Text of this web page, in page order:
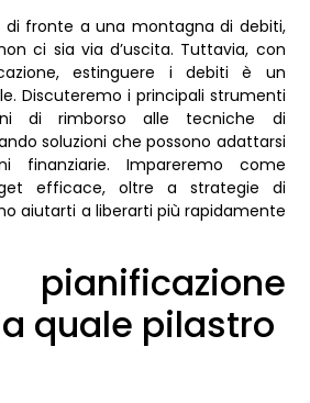
fronte a una montagna di debiti,
ci sia via d’uscita. Tuttavia, con
estinguere i debiti è un
Discuteremo i principali strumenti
di rimborso alle tecniche di
soluzioni che possono adattarsi
finanziarie. Impareremo come
efficace, oltre a strategie di
aiutarti a liberarti più rapidamente
quale pilastro